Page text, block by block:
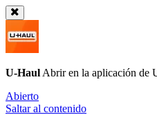
U-Haul Abrir en la aplicación de
Abierto
Saltar al contenido